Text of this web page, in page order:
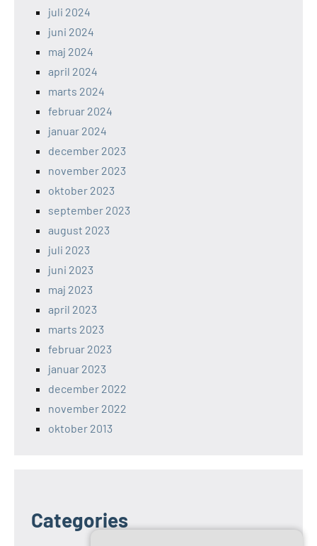
juli 2024
juni 2024
maj 2024
april 2024
marts 2024
februar 2024
januar 2024
december 2023
november 2023
oktober 2023
september 2023
august 2023
juli 2023
juni 2023
maj 2023
april 2023
marts 2023
februar 2023
januar 2023
december 2022
november 2022
oktober 2013
Categories